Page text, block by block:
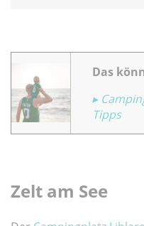
Das
▸
Tipps
Zelt am See